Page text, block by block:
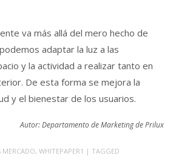
va más allá del mero hecho de
adaptar la luz a las
y la actividad a realizar tanto en
De esta forma se mejora la
y el bienestar de los usuarios.
Autor: Departamento de Marketing de Prilux
MERCADO, WHITEPAPER1 | TAGGED